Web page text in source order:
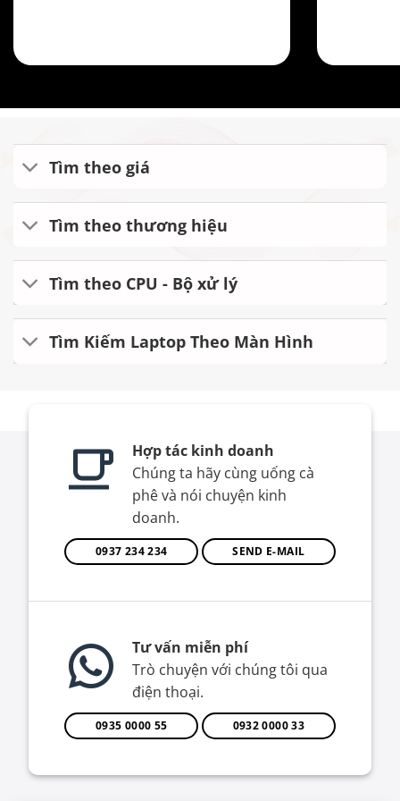
Tìm theo giá
Tìm theo thương hiệu
Tìm theo CPU - Bộ xử lý
Tìm Kiếm Laptop Theo Màn Hình
Hợp tác kinh doanh
Chúng ta hãy cùng uống cà
phê và nói chuyện kinh
doanh.
0937 234 234 SEND E-MAIL
Tư vấn miễn phí
Trò chuyện với chúng tôi qua
điện thoại.
0935 0000 55 0932 0000 33